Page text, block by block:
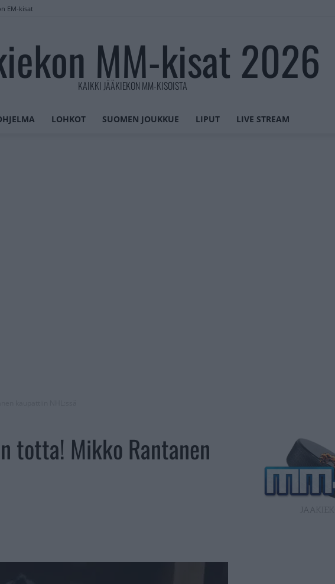
EM-kisat
MM-kisat 2026
KAIKKI JÄÄKIEKON MM-KISOISTA
LOHKOT SUOMEN JOUKKUE LIPUT LIVE STREAM
totta! Mikko Rantanen